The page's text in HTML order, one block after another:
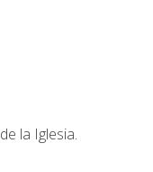
la Iglesia.